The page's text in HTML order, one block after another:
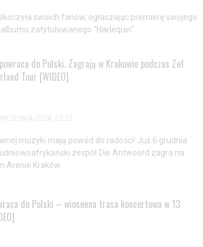
swoich fanów, ogłaszając premierę swojego
zatytułowanego "Harlequin".
do Polski. Zagrają w Krakowie podczas Zef
Tour [WIDEO]
2024, 23:25
muzyki mają powód do radości! Już 6 grudnia
zespół Die Antwoord zagra na
Arenie Kraków.
do Polski – wiosenna trasa koncertowa w 13